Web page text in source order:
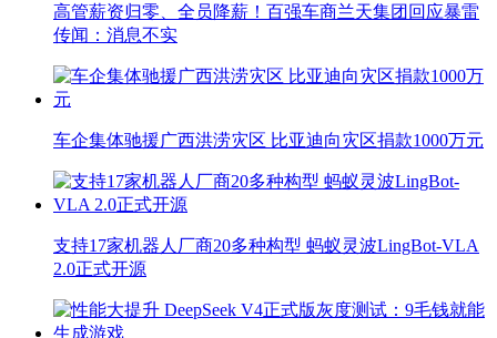
高管薪资归零、全员降薪！百强车商兰天集团回应暴雷
传闻：消息不实
车企集体驰援广西洪涝灾区 比亚迪向灾区捐款1000万元
支持17家机器人厂商20多种构型 蚂蚁灵波LingBot-VLA
2.0正式开源